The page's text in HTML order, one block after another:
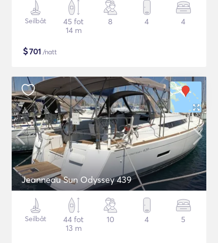
Seilbåt
45 fot
14 m
8 4 4
$701 /natt
Jeanneau Sun Odyssey 439
Seilbåt
44 fot
13 m
10 4 5